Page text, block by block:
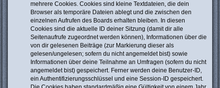
mehrere Cookies. Cookies sind kleine Textdateien, die dein
Browser als temporäre Dateien ablegt und die zwischen den
einzelnen Aufrufen des Boards erhalten bleiben. In diesen
Cookies sind die aktuelle ID deiner Sitzung (damit dir alle
Seitenaufrufe zugeordnet werden können), Informationen über die
von dir gelesenen Beiträge (zur Markierung dieser als
gelesen/ungelesen; sofern du nicht angemeldet bist) sowie
Informationen über deine Teilnahme an Umfragen (sofern du nicht
angemeldet bist) gespeichert. Ferner werden deine Benutzer-ID,
ein Authentifizierungsschlüssel und eine Session-ID gespeichert.